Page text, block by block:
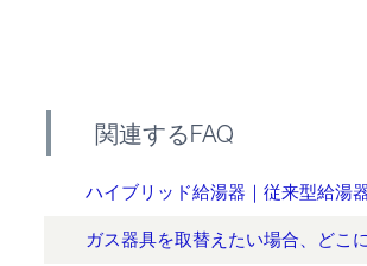
関連するFAQ
ハイブリッド給湯器｜従来型給湯
ガス器具を取替えたい場合、どこ